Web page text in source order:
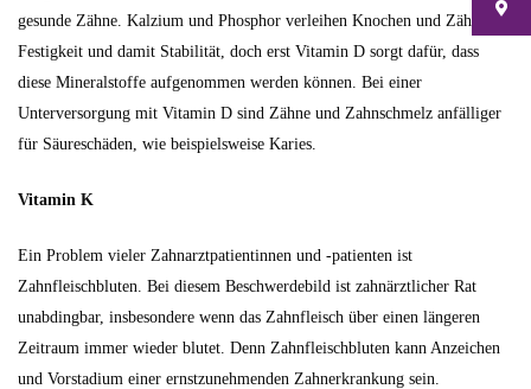
gesunde Zähne. Kalzium und Phosphor verleihen Knochen und Zähnen
Festigkeit und damit Stabilität, doch erst Vitamin D sorgt dafür, dass
diese Mineralstoffe aufgenommen werden können. Bei einer
Unterversorgung mit Vitamin D sind Zähne und Zahnschmelz anfälliger
für Säureschäden, wie beispielsweise Karies.
Vitamin K
Ein Problem vieler Zahnarztpatientinnen und -patienten ist
Zahnfleischbluten. Bei diesem Beschwerdebild ist zahnärztlicher Rat
unabdingbar, insbesondere wenn das Zahnfleisch über einen längeren
Zeitraum immer wieder blutet. Denn Zahnfleischbluten kann Anzeichen
und Vorstadium einer ernstzunehmenden Zahnerkrankung sein.